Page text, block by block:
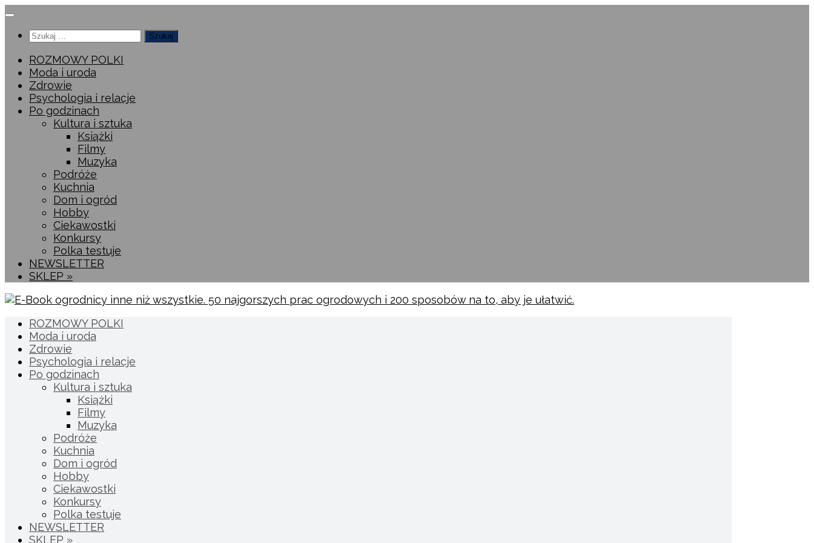
Przeskocz
treściSzukaj:
ROZMOWY POLKI
Moda i uroda
Zdrowie
Psychologia i relacje
Po godzinach
Kultura i sztuka
Książki
Filmy
Muzyka
Podróże
Kuchnia
Dom i ogród
Hobby
Ciekawostki
Konkursy
Polka testuje
NEWSLETTER
SKLEP »
ROZMOWY POLKI
Moda i uroda
Zdrowie
Psychologia i relacje
Po godzinach
Kultura i sztuka
Książki
Filmy
Muzyka
Podróże
Kuchnia
Dom i ogród
Hobby
Ciekawostki
Konkursy
Polka testuje
NEWSLETTER
SKLEP »